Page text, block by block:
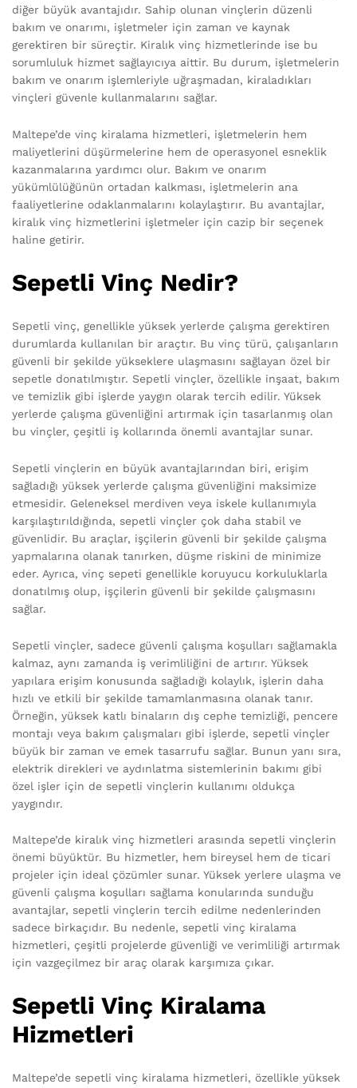
diğer büyük avantajıdır. Sahip olunan vinçlerin düzenli
bakım ve onarımı, işletmeler için zaman ve kaynak
gerektiren bir süreçtir. Kiralık vinç hizmetlerinde ise bu
sorumluluk hizmet sağlayıcıya aittir. Bu durum, işletmelerin
bakım ve onarım işlemleriyle uğraşmadan, kiraladıkları
vinçleri güvenle kullanmalarını sağlar.
Maltepe’de vinç kiralama hizmetleri, işletmelerin hem
maliyetlerini düşürmelerine hem de operasyonel esneklik
kazanmalarına yardımcı olur. Bakım ve onarım
yükümlülüğünün ortadan kalkması, işletmelerin ana
faaliyetlerine odaklanmalarını kolaylaştırır. Bu avantajlar,
kiralık vinç hizmetlerini işletmeler için cazip bir seçenek
haline getirir.
Sepetli Vinç Nedir?
Sepetli vinç, genellikle yüksek yerlerde çalışma gerektiren
durumlarda kullanılan bir araçtır. Bu vinç türü, çalışanların
güvenli bir şekilde yükseklere ulaşmasını sağlayan özel bir
sepetle donatılmıştır. Sepetli vinçler, özellikle inşaat, bakım
ve temizlik gibi işlerde yaygın olarak tercih edilir. Yüksek
yerlerde çalışma güvenliğini artırmak için tasarlanmış olan
bu vinçler, çeşitli iş kollarında önemli avantajlar sunar.
Sepetli vinçlerin en büyük avantajlarından biri, erişim
sağladığı yüksek yerlerde çalışma güvenliğini maksimize
etmesidir. Geleneksel merdiven veya iskele kullanımıyla
karşılaştırıldığında, sepetli vinçler çok daha stabil ve
güvenlidir. Bu araçlar, işçilerin güvenli bir şekilde çalışma
yapmalarına olanak tanırken, düşme riskini de minimize
eder. Ayrıca, vinç sepeti genellikle koruyucu korkuluklarla
donatılmış olup, işçilerin güvenli bir şekilde çalışmasını
sağlar.
Sepetli vinçler, sadece güvenli çalışma koşulları sağlamakla
kalmaz, aynı zamanda iş verimliliğini de artırır. Yüksek
yapılara erişim konusunda sağladığı kolaylık, işlerin daha
hızlı ve etkili bir şekilde tamamlanmasına olanak tanır.
Örneğin, yüksek katlı binaların dış cephe temizliği, pencere
montajı veya bakım çalışmaları gibi işlerde, sepetli vinçler
büyük bir zaman ve emek tasarrufu sağlar. Bunun yanı sıra,
elektrik direkleri ve aydınlatma sistemlerinin bakımı gibi
özel işler için de sepetli vinçlerin kullanımı oldukça
yaygındır.
Maltepe’de kiralık vinç hizmetleri arasında sepetli vinçlerin
önemi büyüktür. Bu hizmetler, hem bireysel hem de ticari
projeler için ideal çözümler sunar. Yüksek yerlere ulaşma ve
güvenli çalışma koşulları sağlama konularında sunduğu
avantajlar, sepetli vinçlerin tercih edilme nedenlerinden
sadece birkaçıdır. Bu nedenle, sepetli vinç kiralama
hizmetleri, çeşitli projelerde güvenliği ve verimliliği artırmak
için vazgeçilmez bir araç olarak karşımıza çıkar.
Sepetli Vinç Kiralama
Hizmetleri
Maltepe’de sepetli vinç kiralama hizmetleri, özellikle yüksek